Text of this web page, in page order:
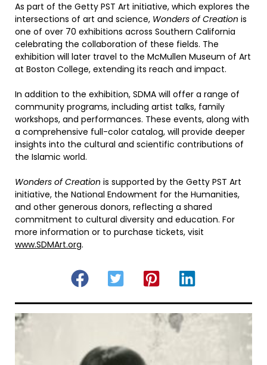
As part of the Getty PST Art initiative, which explores the
intersections of art and science, Wonders of Creation is
one of over 70 exhibitions across Southern California
celebrating the collaboration of these fields. The
exhibition will later travel to the McMullen Museum of Art
at Boston College, extending its reach and impact.
In addition to the exhibition, SDMA will offer a range of
community programs, including artist talks, family
workshops, and performances. These events, along with
a comprehensive full-color catalog, will provide deeper
insights into the cultural and scientific contributions of
the Islamic world.
Wonders of Creation is supported by the Getty PST Art
initiative, the National Endowment for the Humanities,
and other generous donors, reflecting a shared
commitment to cultural diversity and education. For
more information or to purchase tickets, visit
www.SDMArt.org.